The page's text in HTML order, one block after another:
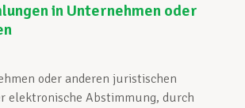
in Unternehmen oder
oder anderen juristischen
elektronische Abstimmung, durch